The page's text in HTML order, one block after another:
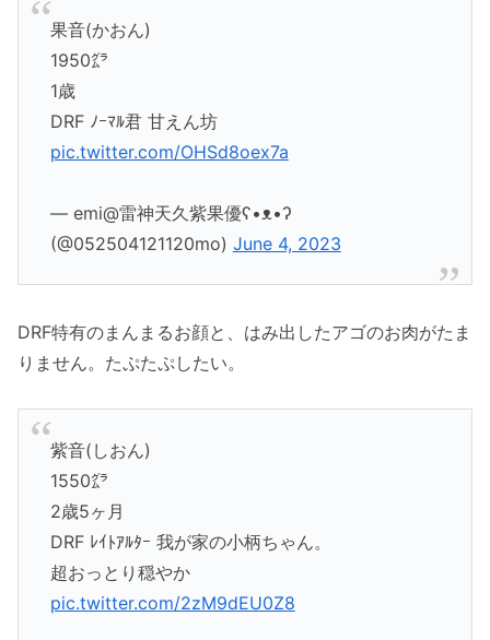
果音(かおん)
1950㌘
1歳
DRF ﾉｰﾏﾙ君 甘えん坊
pic.twitter.com/OHSd8oex7a
— emi@雷神天久紫果優ʕ•ᴥ•ʔ
(@052504121120mo) June 4, 2023
DRF特有のまんまるお顔と、はみ出したアゴのお肉がたま
りません。たぷたぷしたい。
紫音(しおん)
1550㌘
2歳5ヶ月
DRF ﾚｲﾄｱﾙﾀｰ 我が家の小柄ちゃん。
超おっとり穏やか
pic.twitter.com/2zM9dEU0Z8